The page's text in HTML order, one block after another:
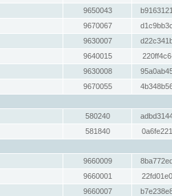
9650043
9670067
9630007
9640015
9630008
9670055
580240
581840
9660009
9660001
9660007